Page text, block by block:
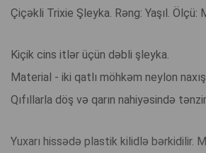
Çiçəkli Trixie Şleyka. Rəng: Yaşıl. Ölçü:
Kiçik cins itlər üçün dəbli şleyka.
Material - iki qatlı möhkəm neylon
Qıfıllarla döş və qarın nahiyəsində
Yuxarı hissədə plastik kilidlə bərkidilir.